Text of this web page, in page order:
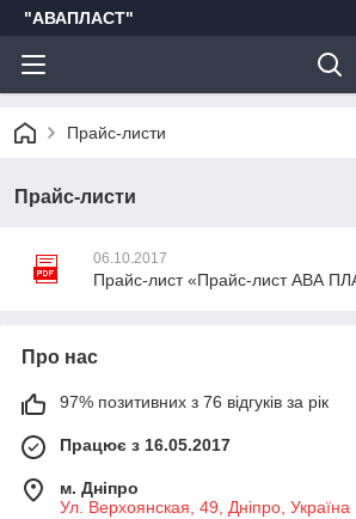
"АВАПЛАСТ"
Прайс-листи
Прайс-листи
06.10.2017
Прайс-лист «Прайс-лист АВА
Про нас
97% позитивних з 76 відгуків за рік
Працює з 16.05.2017
м. Дніпро
Ул. Верхоянская, 49, Дніпро, Україна